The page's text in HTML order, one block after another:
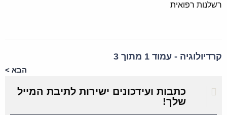
רשלנות רפואית
קרדיולוגיה - עמוד 1 מתוך 3
הבא >
כתבות ועידכונים ישירות לתיבת המייל
שלך!